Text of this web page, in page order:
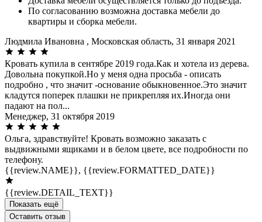
По согласованию возможна доставка мебели до
квартиры и сборка мебели.
Людмила Ивановна , Московская область, 31 января 2021
Кровать купила в сентябре 2019 года.Как и хотела из дерева.
Довольна покупкой.Но у меня одна просьба - описать
подробно , что значит -основание обыкновенное.Это значит
кладутся поперек плашки не прикрепляя их.Иногда они
падают на пол...
Менеджер, 31 октября 2019
Ольга, здравствуйте! Кровать возможно заказать с
выдвижными ящиками и в белом цвете, все подробности по
телефону.
{{review.NAME}}, {{review.FORMATTED_DATE}}
{{review.DETAIL_TEXT}}
Показать ещё
Оставить отзыв